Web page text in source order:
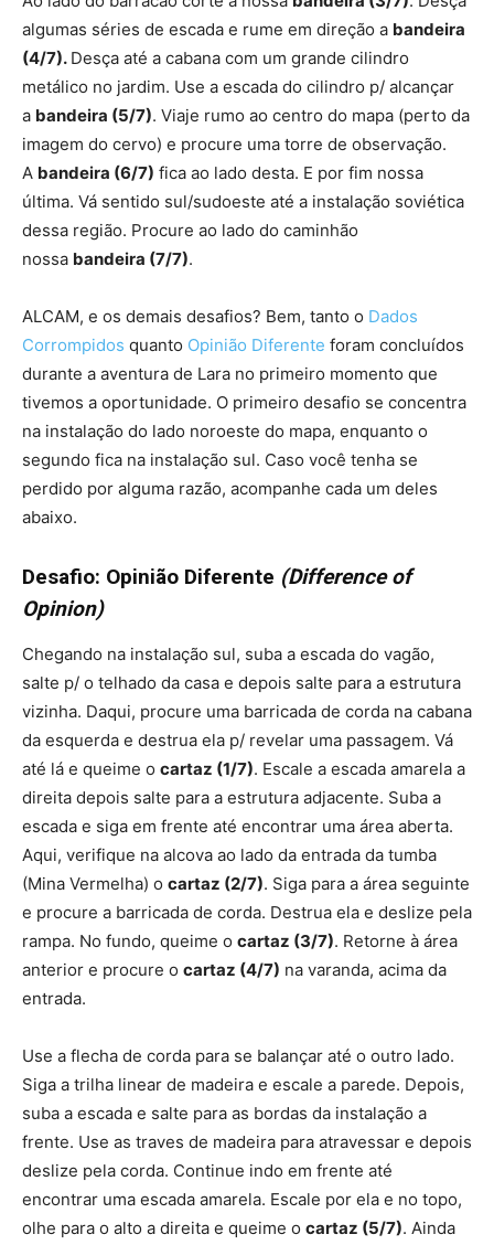
algumas séries de escada e rume em direção a bandeira
(4/7). Desça até a cabana com um grande cilindro
metálico no jardim. Use a escada do cilindro p/ alcançar
a bandeira (5/7). Viaje rumo ao centro do mapa (perto da
imagem do cervo) e procure uma torre de observação.
A bandeira (6/7) fica ao lado desta. E por fim nossa
última. Vá sentido sul/sudoeste até a instalação soviética
dessa região. Procure ao lado do caminhão
nossa bandeira (7/7).
ALCAM, e os demais desafios? Bem, tanto o Dados
Corrompidos quanto Opinião Diferente foram concluídos
durante a aventura de Lara no primeiro momento que
tivemos a oportunidade. O primeiro desafio se concentra
na instalação do lado noroeste do mapa, enquanto o
segundo fica na instalação sul. Caso você tenha se
perdido por alguma razão, acompanhe cada um deles
abaixo.
Desafio: Opinião Diferente (Difference of
Opinion)
Chegando na instalação sul, suba a escada do vagão,
salte p/ o telhado da casa e depois salte para a estrutura
vizinha. Daqui, procure uma barricada de corda na cabana
da esquerda e destrua ela p/ revelar uma passagem. Vá
até lá e queime o cartaz (1/7). Escale a escada amarela a
direita depois salte para a estrutura adjacente. Suba a
escada e siga em frente até encontrar uma área aberta.
Aqui, verifique na alcova ao lado da entrada da tumba
(Mina Vermelha) o cartaz (2/7). Siga para a área seguinte
e procure a barricada de corda. Destrua ela e deslize pela
rampa. No fundo, queime o cartaz (3/7). Retorne à área
anterior e procure o cartaz (4/7) na varanda, acima da
entrada.
Use a flecha de corda para se balançar até o outro lado.
Siga a trilha linear de madeira e escale a parede. Depois,
suba a escada e salte para as bordas da instalação a
frente. Use as traves de madeira para atravessar e depois
deslize pela corda. Continue indo em frente até
encontrar uma escada amarela. Escale por ela e no topo,
olhe para o alto a direita e queime o cartaz (5/7). Ainda